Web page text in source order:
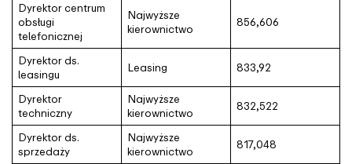
Dyrektor centrum
obsługi
telefonicznej
Najwyższe
kierownictwo
856,606
Dyrektor ds.
leasingu
Leasing 833,92
Dyrektor
techniczny
Najwyższe
kierownictwo
832,522
Dyrektor ds.
sprzedaży
Najwyższe
kierownictwo
817,048